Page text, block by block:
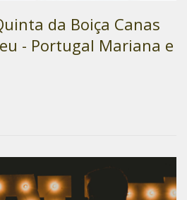
da Boiça Canas
- Portugal Mariana e